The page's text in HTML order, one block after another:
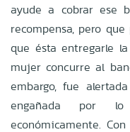
ayude a cobrar ese
recompensa, pero
que ésta entregarle
mujer concurre al
embargo, fue
engañada por
económicamente.